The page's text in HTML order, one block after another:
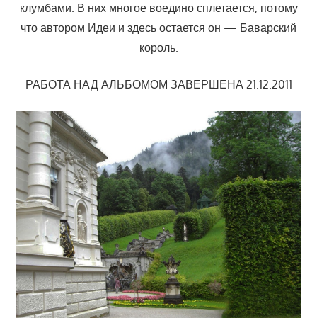
клумбами. В них многое воедино сплетается, потому
что автором Идеи и здесь остается он — Баварский
король.
РАБОТА НАД АЛЬБОМОМ ЗАВЕРШЕНА 21.12.2011